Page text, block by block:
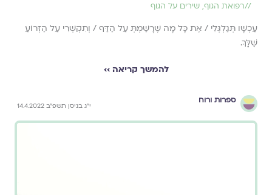
//רפואת הגוף, שירים על הגוף
עַכְשָׁו תְּגַלְגְּלִי / אֶת כָּל מָה שֶׁרָשַׁמְתְּ עַל הַדַּף / וְתִקְשְׁרִי עַל הַזְּרוֹעַ
שֶׁלָּךְ.
להמשך קריאה ››
ספרות ורוח
י״ג בניסן תשפ״ב 14.4.2022